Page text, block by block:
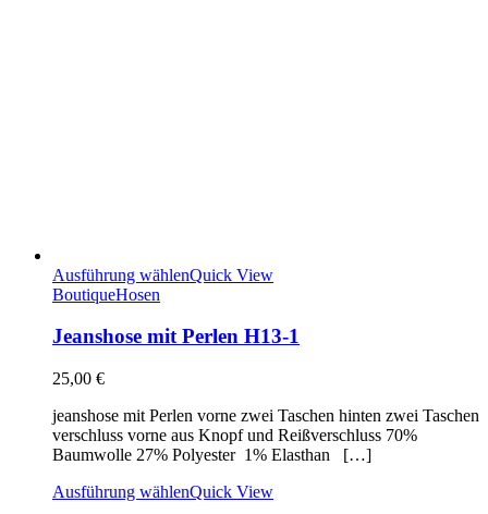
Ausführung wählenQuick View
BoutiqueHosen
Jeanshose mit Perlen H13-1
25,00 €
jeanshose mit Perlen vorne zwei Taschen hinten zwei Taschen
verschluss vorne aus Knopf und Reißverschluss 70%
Baumwolle 27% Polyester 1% Elasthan […]
Ausführung wählenQuick View